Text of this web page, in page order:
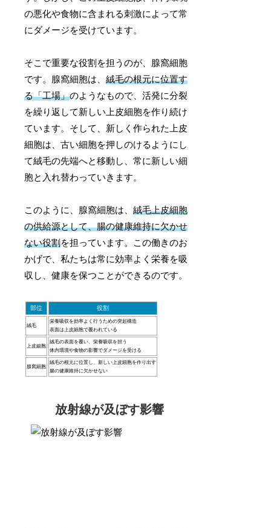
の悪化や食物に含まれる刺激によって常
にダメージを受けています。
そこで重要な役割を担うのが、腺窩細胞
です。腺窩細胞は、絨毛の根元に位置す
る「工場」のようなもので、活発に分裂
を繰り返して新しい上皮細胞を作り続け
ています。そして、新しく作られた上皮
細胞は、古い細胞を押しのけるようにし
て絨毛の先端へと移動し、常に新しい細
胞と入れ替わっていきます。
このように、腺窩細胞は、絨毛上皮細胞
の供給源として、腸の健康維持に欠かせ
ない役割を担っています。この働きのお
かげで、私たちは常に効率よく栄養を吸
収し、健康を保つことができるのです。
部位 役割
絨毛
栄養吸収を効率よく行うための突起構造
表面は上皮細胞で覆われている
上皮細胞
絨毛の表面を覆い、栄養吸収を担う
体内環境や食物の影響でダメージを受ける
腺窩細胞
絨毛の根元に位置し、新しい上皮細胞を作り出す
腸の健康維持に欠かせない
放射線が及ぼす影響